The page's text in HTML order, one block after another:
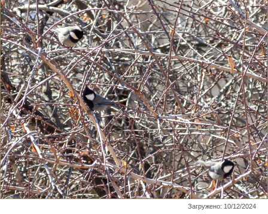
Загружено: 10/12/2024